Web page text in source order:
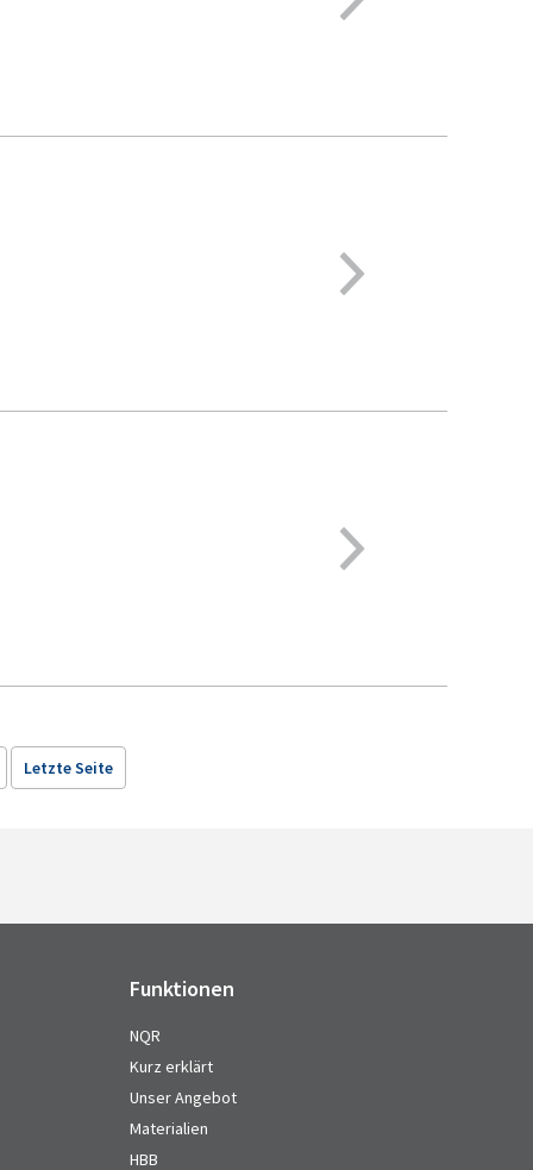
Letzte Seite
Funktionen
NQR
Kurz erklärt
Unser Angebot
Materialien
HBB